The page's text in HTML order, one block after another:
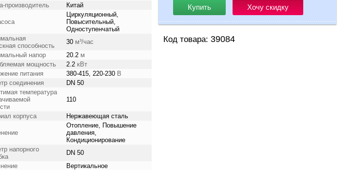
производитель
Китай
Циркуляционный,
Повысительный,
Одноступенчатый
способность
30 м³/час
напор
20.2 м
мощность
2.2 кВт
питания
380-415, 220-230 В
соединения
DN 50
температура
110
корпуса Нержавеющая сталь
Отопление, Повышение
давления,
Кондиционирование
напорного
DN 50
Вертикальное
Купить Хочу скидку
Код товара: 39084